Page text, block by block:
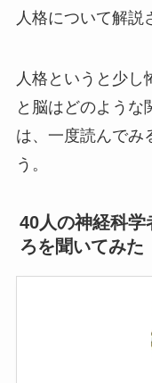
人格について解説
人格というと少し
と脳はどのような
は、一度読んでみ
う。
40人の神経科学
ろを聞いてみた